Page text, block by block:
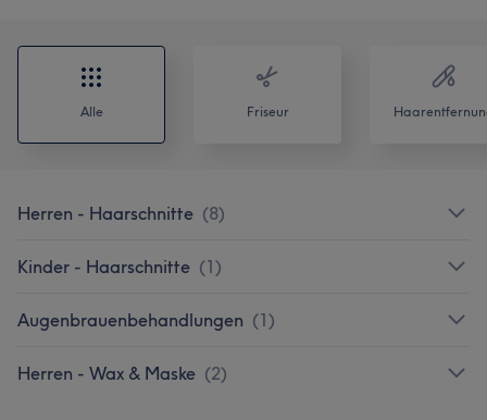
Alle Friseur
Herren - Haarschnitte (8)
Kinder - Haarschnitte (1)
Augenbrauenbehandlungen (1)
Herren - Wax & Maske (2)